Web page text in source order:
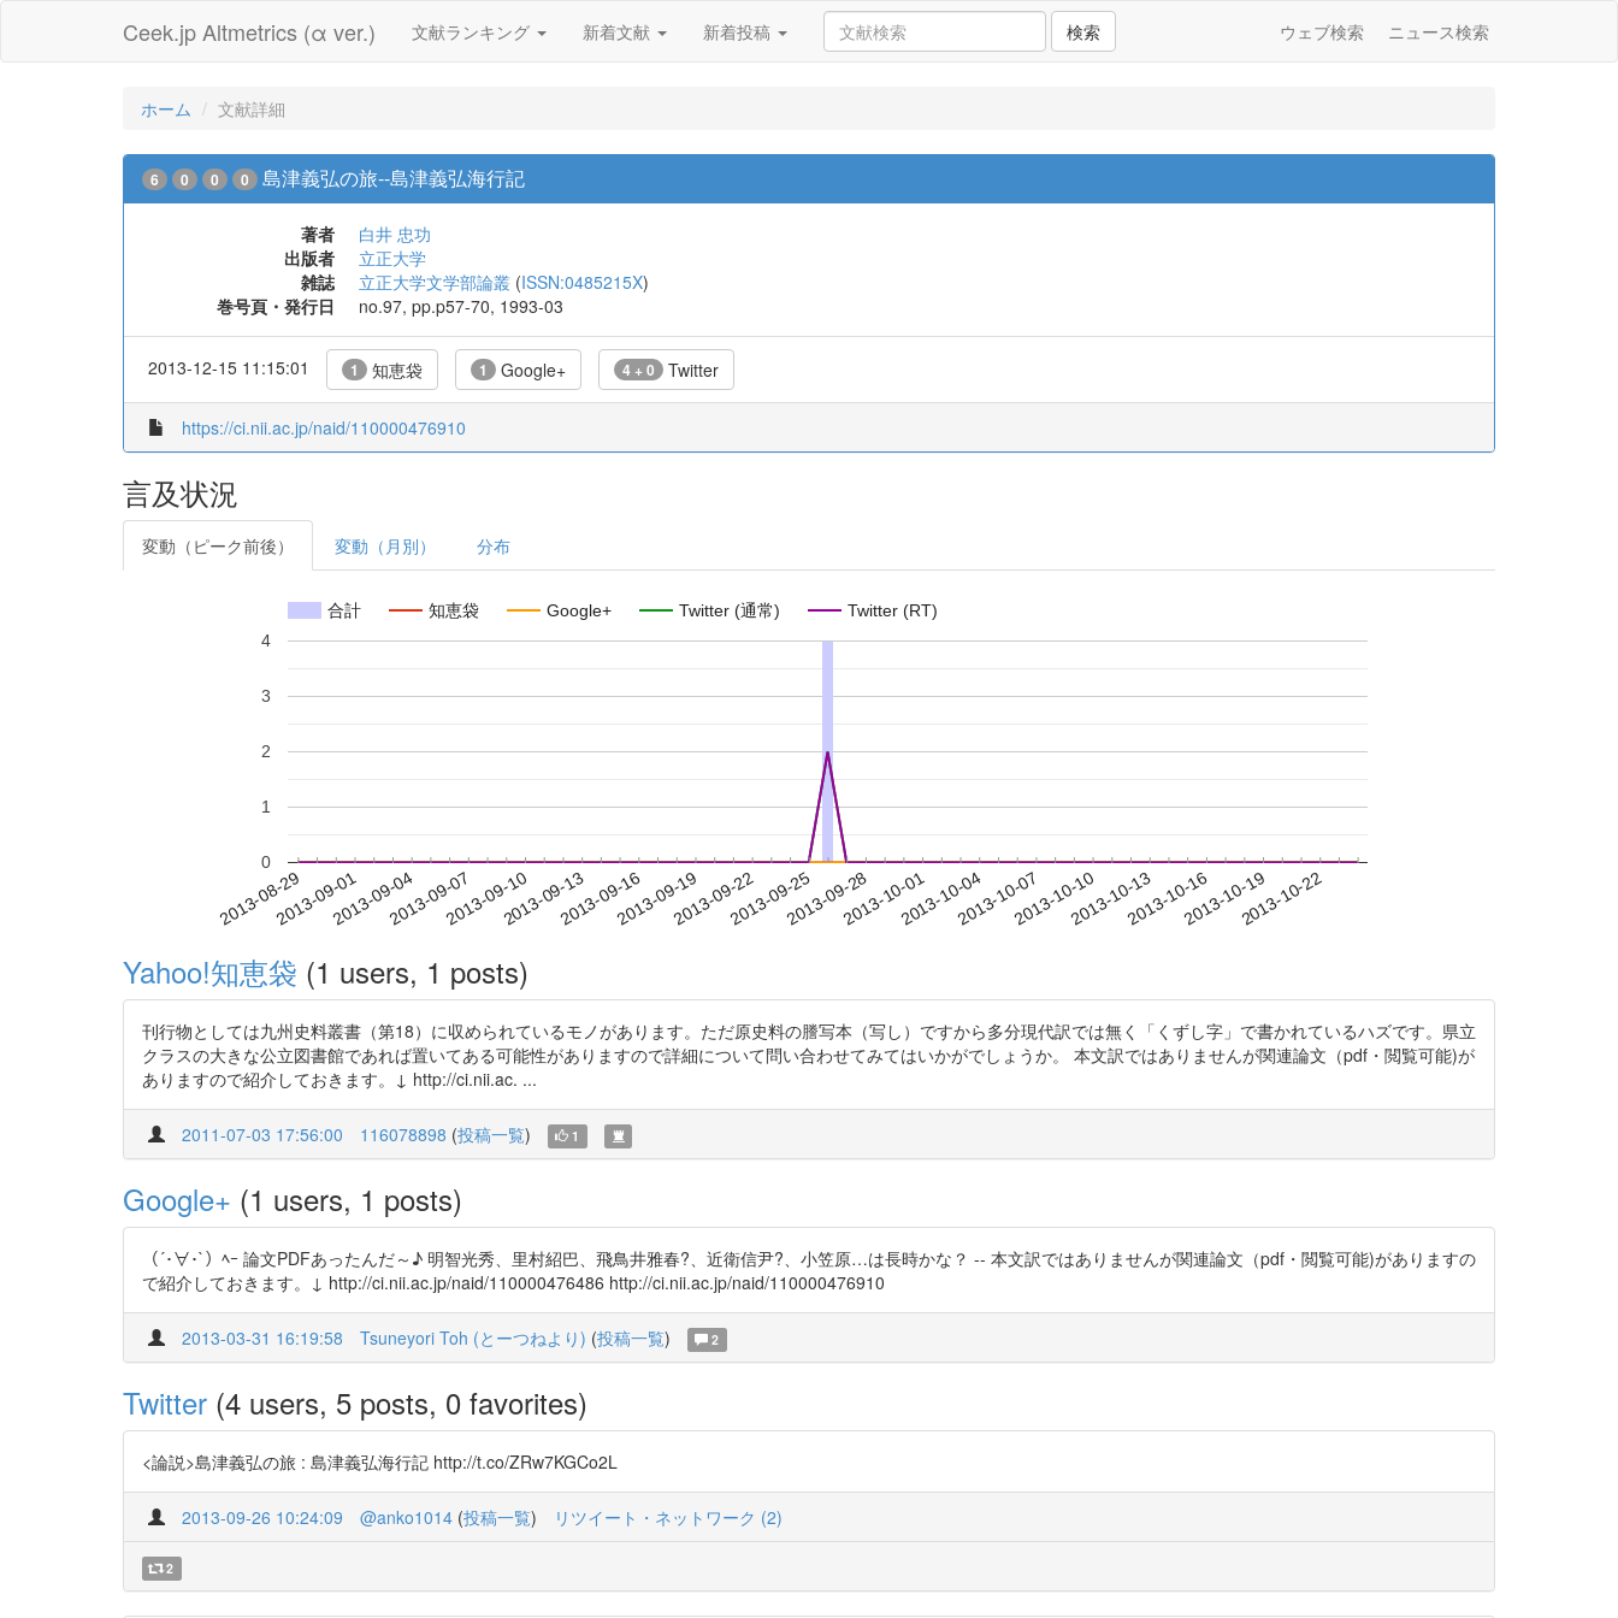
Ceek.jp Altmetrics (α ver.) 文献ランキング 新着文献 新着投稿 検索 ウェブ検索 ニュース検索
ホーム 文献詳細
6 0 0 0 島津義弘の旅--島津義弘海行記
著者
白井 忠功
出版者
立正大学
雑誌
立正大学文学部論叢 (ISSN:0485215X)
巻号頁・発行日
no.97, pp.p57-70, 1993-03
2013-12-15 11:15:01 1 知恵袋 1 Google+ 4 + 0 Twitter
https://ci.nii.ac.jp/naid/110000476910
言及状況
変動（ピーク前後） 変動（月別） 分布
合計 知恵袋 Google+ Twitter (通常) Twitter (RT)
2013-08-292013-09-012013-09-042013-09-072013-09-102013-09-132013-09-162013-09-192013-09-222013-09-252013-09-282013-10-012013-10-042013-10-072013-10-102013-10-132013-10-162013-10-192013-10-22
0
1
2
3
4
Yahoo!知恵袋 (1 users, 1 posts)
刊行物としては九州史料叢書（第18）に収められているモノがあります。ただ原史料の謄写本（写し）ですから多分現代訳では無く「くずし字」で書かれているハズです。県立
クラスの大きな公立図書館であれば置いてある可能性がありますので詳細について問い合わせてみてはいかがでしょうか。 本文訳ではありませんが関連論文（pdf・閲覧可能)が
ありますので紹介しておきます。↓ http://ci.nii.ac. ...
2011-07-03 17:56:00 116078898 (投稿一覧) 1
Google+ (1 users, 1 posts)
（´･∀･`）ﾍｰ 論文PDFあったんだ～♪ 明智光秀、里村紹巴、飛鳥井雅春?、近衛信尹?、小笠原…は長時かな？ -- 本文訳ではありませんが関連論文（pdf・閲覧可能)がありますの
で紹介しておきます。↓ http://ci.nii.ac.jp/naid/110000476486 http://ci.nii.ac.jp/naid/110000476910
2013-03-31 16:19:58 Tsuneyori Toh (とーつねより) (投稿一覧) 2
Twitter (4 users, 5 posts, 0 favorites)
<論説>島津義弘の旅 : 島津義弘海行記 http://t.co/ZRw7KGCo2L
2013-09-26 10:24:09 @anko1014 (投稿一覧) リツイート・ネットワーク (2)
2